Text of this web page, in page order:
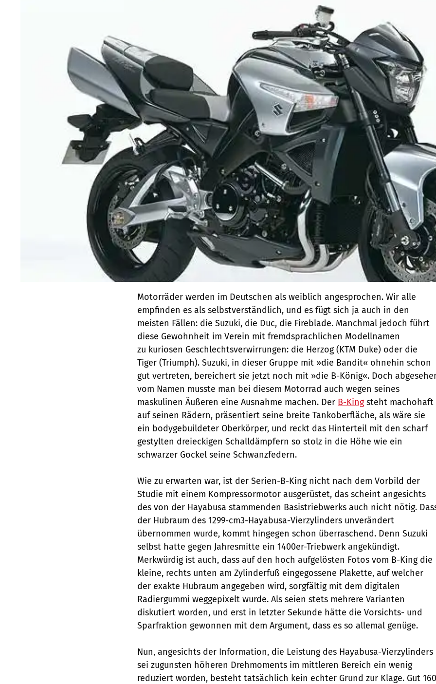
Motorräder werden im Deutschen als weiblich angesprochen. Wir alle
empfinden es als selbstverständlich, und es fügt sich ja auch in den
meisten Fällen: die Suzuki, die Duc, die Fireblade. Manchmal jedoch führt
diese Gewohnheit im Verein mit fremdsprachlichen Modellnamen
zu kuriosen Geschlechtsverwirrungen: die Herzog (KTM Duke) oder die
Tiger (Triumph). Suzuki, in dieser Gruppe mit »die Bandit« ohnehin schon
gut vertreten, bereichert sie jetzt noch mit »die B-König«. Doch
vom Namen musste man bei diesem Motorrad auch wegen seines
maskulinen Äußeren eine Ausnahme machen. Der B-Kingsteht machohaft
auf seinen Rädern, präsentiert seine breite Tankoberfläche, als wäre sie
ein bodygebuildeter Oberkörper, und reckt das Hinterteil mit den scharf
gestylten dreieckigen Schalldämpfern so stolz in die Höhe wie ein
schwarzer Gockel seine Schwanzfedern.
Wie zu erwarten war, ist der Serien-B-King nicht nach dem Vorbild der
Studie mit einem Kompressormotor ausgerüstet, das scheint angesichts
des von der Hayabusa stammenden Basistriebwerks auch nicht nötig.
der Hubraum des 1299-cm3-Hayabusa-Vierzylinders unverändert
übernommen wurde, kommt hingegen schon überraschend. Denn Suzuki
selbst hatte gegen Jahresmitte ein 1400er-Triebwerk angekündigt.
Merkwürdig ist auch, dass auf den hoch aufgelösten Fotos vom B-King die
kleine, rechts unten am Zylinderfuß eingegossene Plakette, auf welcher
der exakte Hubraum angegeben wird, sorgfältig mit dem digitalen
Radiergummi weggepixelt wurde. Als seien stets mehrere Varianten
diskutiert worden, und erst in letzter Sekunde hätte die Vorsichts- und
Sparfraktion gewonnen mit dem Argument, dass es so allemal genüge.
Nun, angesichts der Information, die Leistung des Hayabusa-Vierzylinders
sei zugunsten höheren Drehmoments im mittleren Bereich ein wenig
reduziert worden, besteht tatsächlich kein echter Grund zur Klage. Gut 160